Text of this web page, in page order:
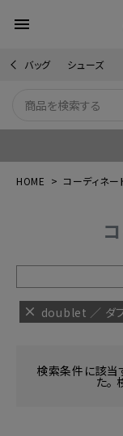
menu
バッグ シューズ
HOME コーディネー
doublet ／ ダ
検索条件に該当
た。